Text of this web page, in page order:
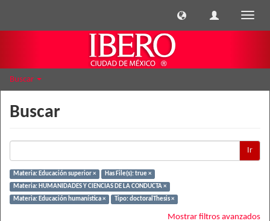
Buscar
Buscar
Ir
Materia: Educación superior ×
Has File(s): true ×
Materia: HUMANIDADES Y CIENCIAS DE LA CONDUCTA ×
Materia: Educación humanística ×
Tipo: doctoralThesis ×
Mostrar filtros avanzados